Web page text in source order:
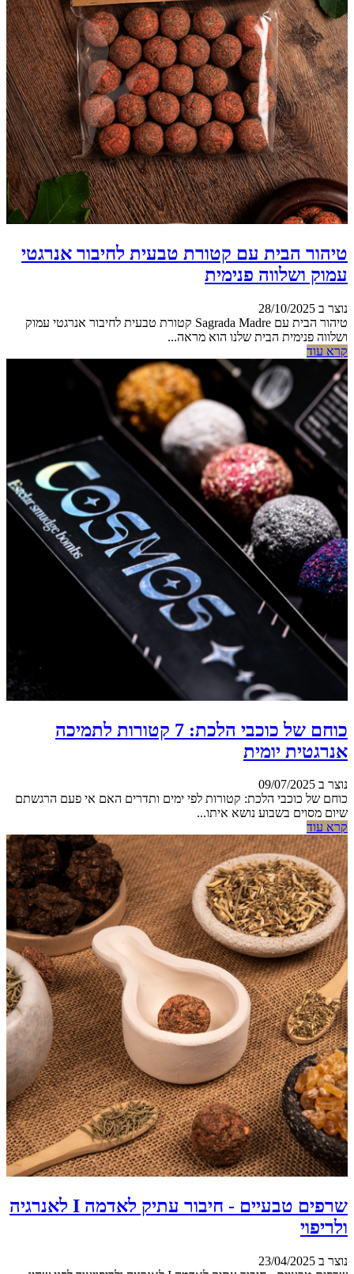
טיהור הבית עם קטורת טבעית לחיבור אנרגטי
עמוק ושלווה פנימית
נוצר ב 28/10/2025
טיהור הבית עם Sagrada Madre קטורת טבעית לחיבור אנרגטי עמוק
ושלווה פנימית הבית שלנו הוא מראה...
קרא עוד
כוחם של כוכבי הלכת: 7 קטורות לתמיכה
אנרגטית יומית
נוצר ב 09/07/2025
כוחם של כוכבי הלכת: קטורות לפי ימים ותדרים האם אי פעם הרגשתם
שיום מסוים בשבוע נושא איתו...
קרא עוד
שרפים טבעיים - חיבור עתיק לאדמה I לאנרגיה
ולריפוי
נוצר ב 23/04/2025